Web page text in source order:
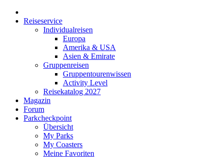
Reiseservice
Individualreisen
Europa
Amerika & USA
Asien & Emirate
Gruppenreisen
Gruppentourenwissen
Activity Level
Reisekatalog 2027
Magazin
Forum
Parkcheckpoint
Übersicht
My Parks
My Coasters
Meine Favoriten